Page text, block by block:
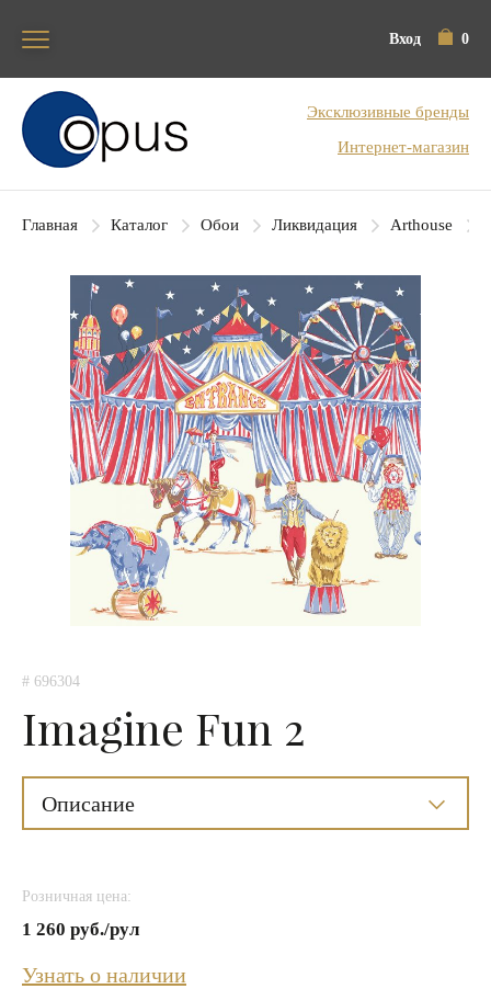
Вход 0
Блок поиска
Эксклюзивные бренды
Интернет-магазин
Главная Каталог Обои Ликвидация Arthouse
# 696304
Imagine Fun 2
Описание
Розничная цена:
1 260 руб./рул
Узнать о наличии